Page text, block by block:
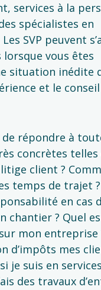
services à la
spécialistes en
SVP peuvent
lorsque vous êtes
situation inédite
et le conseil
répondre à
concrètes telles
client ?
temps de trajet
en cas
chantier ? Quel
mon entreprise
d’impôts mes
je suis en
des travaux